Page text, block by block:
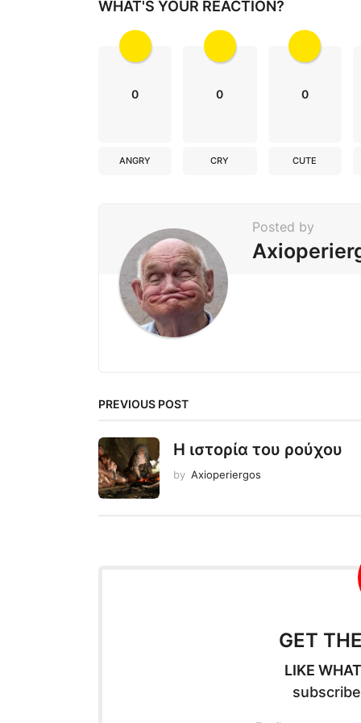
t
WHAT'S YOUR REACTION?
0
ANGRY
0
CRY
0
CUTE
Posted by
PREVIOUS POST
Η ιστορία του ρούχου
by Axioperiergos
GET
LIKE